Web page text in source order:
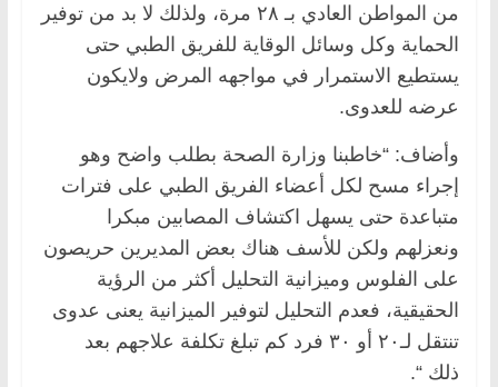
من المواطن العادي بـ ٢٨ مرة، ولذلك لا بد من توفير
الحماية وكل وسائل الوقاية للفريق الطبي حتى
يستطيع الاستمرار في مواجهه المرض ولايكون
عرضه للعدوى.
وأضاف: “خاطبنا وزارة الصحة بطلب واضح وهو
إجراء مسح لكل أعضاء الفريق الطبي على فترات
متباعدة حتى يسهل اكتشاف المصابين مبكرا
ونعزلهم ولكن للأسف هناك بعض المديرين حريصون
على الفلوس وميزانية التحليل أكثر من الرؤية
الحقيقية، فعدم التحليل لتوفير الميزانية يعنى عدوى
تنتقل لـ٢٠ أو ٣٠ فرد كم تبلغ تكلفة علاجهم بعد
ذلك “.